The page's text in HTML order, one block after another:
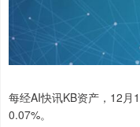
每经AI快讯KB资产，12月
0.07%。